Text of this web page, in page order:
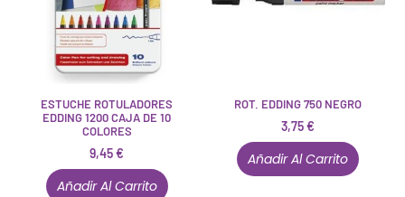
ESTUCHE ROTULADORES
EDDING 1200 CAJA DE 10
COLORES
9,45€
Añadir Al Carrito
ROT. EDDING 750 NEGRO
3,75€
Añadir Al Carrito